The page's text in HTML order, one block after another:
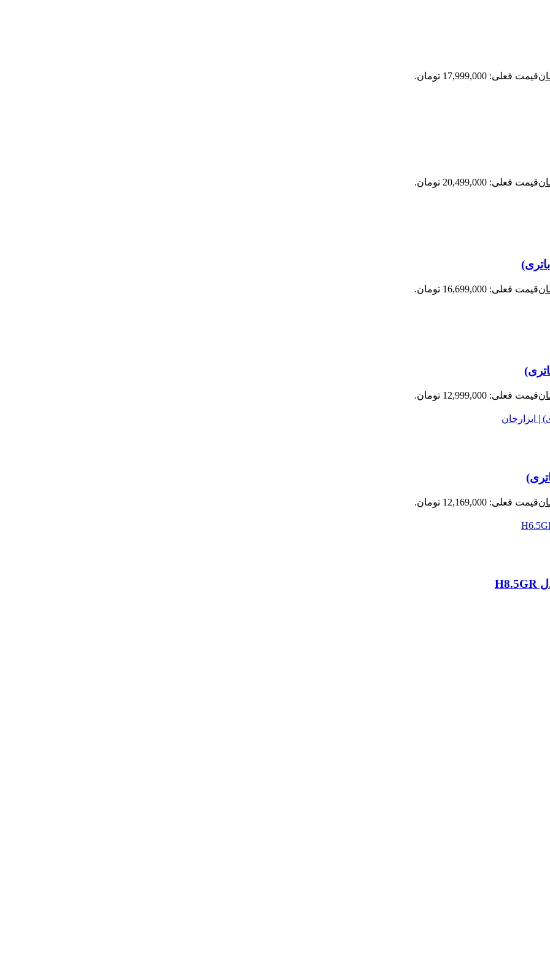
قیمت فعلی: 17,999,000 تومان.
قیمت فعلی: 20,499,000 تومان.
قیمت فعلی: 16,699,000 تومان.
قیمت فعلی: 12,999,000 تومان.
قیمت فعلی: 12,169,000 تومان.